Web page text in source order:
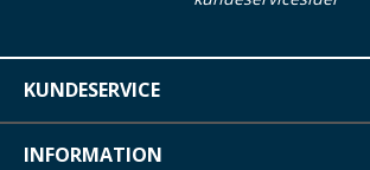
KUNDESERVICE
INFORMATION